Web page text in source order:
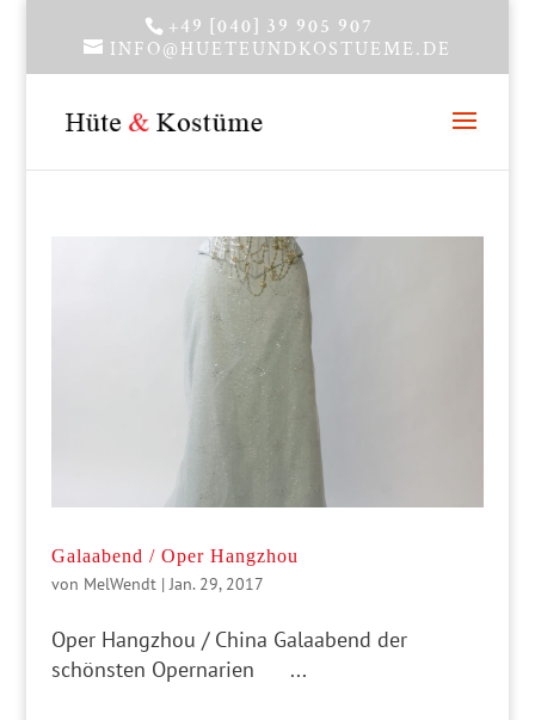
+49 [040] 39 905 907
INFO@HUETEUNDKOSTUEME.DE
Galaabend / Oper Hangzhou
von MelWendt|Jan. 29, 2017
Oper Hangzhou / China Galaabend der
schönsten Opernarien ...